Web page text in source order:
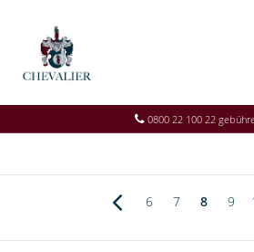
0800 22 100 22
6 7 8 9